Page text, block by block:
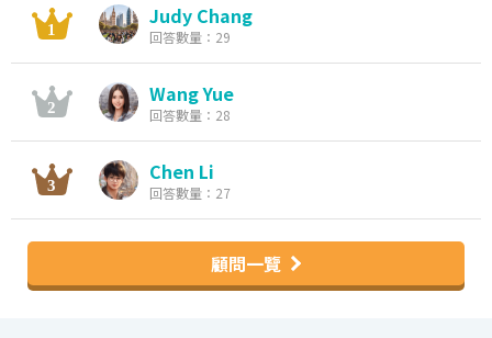
Judy Chang
回答數量：29
Wang Yue
回答數量：28
Chen Li
回答數量：27
顧問一覽